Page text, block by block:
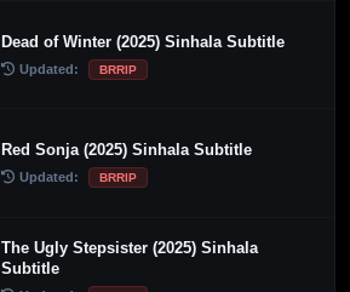
Dead of Winter (2025) Sinhala Subtitle
Updated: BRRIP
Red Sonja (2025) Sinhala Subtitle
Updated: BRRIP
The Ugly Stepsister (2025) Sinhala
Subtitle